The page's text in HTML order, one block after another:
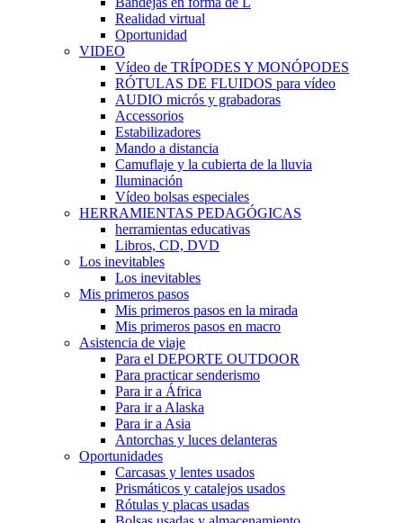
Realidad virtual
Oportunidad
VIDEO
Vídeo de TRÍPODES Y MONÓPODES
RÓTULAS DE FLUIDOS para vídeo
AUDIO micrós y grabadoras
Accessorios
Estabilizadores
Mando a distancia
Camuflaje y la cubierta de la lluvia
Iluminación
Vídeo bolsas especiales
HERRAMIENTAS PEDAGÓGICAS
herramientas educativas
Libros, CD, DVD
Los inevitables
Los inevitables
Mis primeros pasos
Mis primeros pasos en la mirada
Mis primeros pasos en macro
Asistencia de viaje
Para el DEPORTE OUTDOOR
Para practicar senderismo
Para ir a África
Para ir a Alaska
Para ir a Asia
Antorchas y luces delanteras
Oportunidades
Carcasas y lentes usados
Prismáticos y catalejos usados
Rótulas y placas usadas